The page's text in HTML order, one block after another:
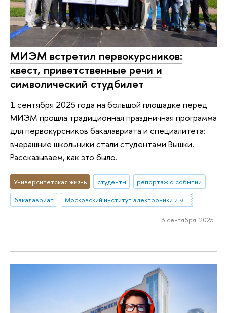
МИЭМ встретил первокурсников:
квест, приветственные речи и
символический студбилет
1 сентября 2025 года на большой площадке перед
МИЭМ прошла традиционная праздничная программа
для первокурсников бакалавриата и специалитета:
вчерашние школьники стали студентами Вышки.
Рассказываем, как это было.
Университетская жизнь студенты
репортаж о событии
бакалавриат
Московский институт электроники и математики им. А.Н. Тихонова
3 сентября 2025